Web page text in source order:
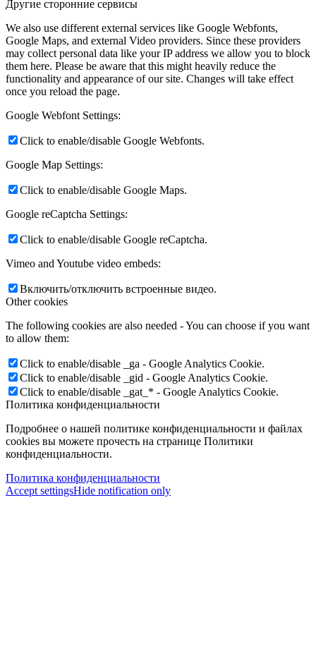
Другие сторонние сервисы
We also use different external services like Google Webfonts,
Google Maps, and external Video providers. Since these providers
may collect personal data like your IP address we allow you to block
them here. Please be aware that this might heavily reduce the
functionality and appearance of our site. Changes will take effect
once you reload the page.
Google Webfont Settings:
Click to enable/disable Google Webfonts.
Google Map Settings:
Click to enable/disable Google Maps.
Google reCaptcha Settings:
Click to enable/disable Google reCaptcha.
Vimeo and Youtube video embeds:
Включить/отключить встроенные видео.
Other cookies
The following cookies are also needed - You can choose if you want
to allow them:
Click to enable/disable _ga - Google Analytics Cookie.
Click to enable/disable _gid - Google Analytics Cookie.
Click to enable/disable _gat_* - Google Analytics Cookie.
Политика конфиденциальности
Подробнее о нашей политике конфиденциальности и файлах
cookies вы можете прочесть на странице Политики
конфиденциальности.
Политика конфиденциальности
Accept settingsHide notification only